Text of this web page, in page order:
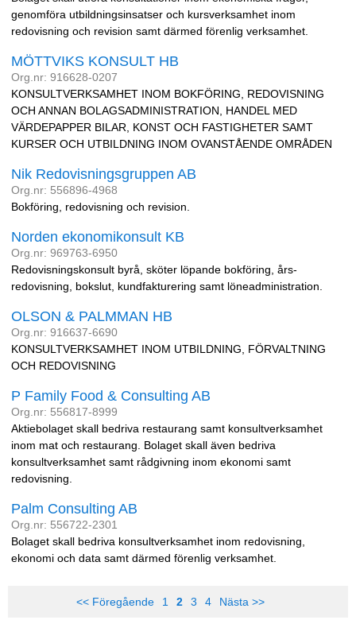
genomföra utbildningsinsatser och kursverksamhet inom
redovisning och revision samt därmed förenlig verksamhet.
MÖTTVIKS KONSULT HB
Org.nr: 916628-0207
KONSULTVERKSAMHET INOM BOKFÖRING, REDOVISNING
OCH ANNAN BOLAGSADMINISTRATION, HANDEL MED
VÄRDEPAPPER BILAR, KONST OCH FASTIGHETER SAMT
KURSER OCH UTBILDNING INOM OVANSTÅENDE OMRÅDEN
Nik Redovisningsgruppen AB
Org.nr: 556896-4968
Bokföring, redovisning och revision.
Norden ekonomikonsult KB
Org.nr: 969763-6950
Redovisningskonsult byrå, sköter löpande bokföring, års-
redovisning, bokslut, kundfakturering samt löneadministration.
OLSON & PALMMAN HB
Org.nr: 916637-6690
KONSULTVERKSAMHET INOM UTBILDNING, FÖRVALTNING
OCH REDOVISNING
P Family Food & Consulting AB
Org.nr: 556817-8999
Aktiebolaget skall bedriva restaurang samt konsultverksamhet
inom mat och restaurang. Bolaget skall även bedriva
konsultverksamhet samt rådgivning inom ekonomi samt
redovisning.
Palm Consulting AB
Org.nr: 556722-2301
Bolaget skall bedriva konsultverksamhet inom redovisning,
ekonomi och data samt därmed förenlig verksamhet.
<< Föregående 1 2 3 4 Nästa >>